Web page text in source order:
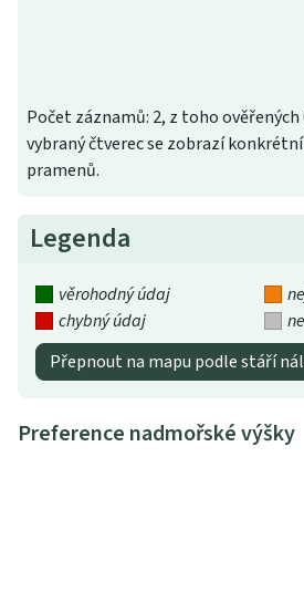
Počet záznamů: 2, z toho
vybraný čtverec se zobrazí
pramenů.
Legenda
věrohodný údaj
chybný údaj
Přepnout na mapu podle stáří
Preference nadmořské výšky